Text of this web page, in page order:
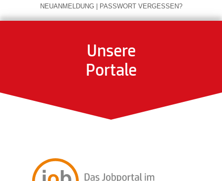
NEUANMELDUNG | PASSWORT VERGESSEN?
Unsere
Portale